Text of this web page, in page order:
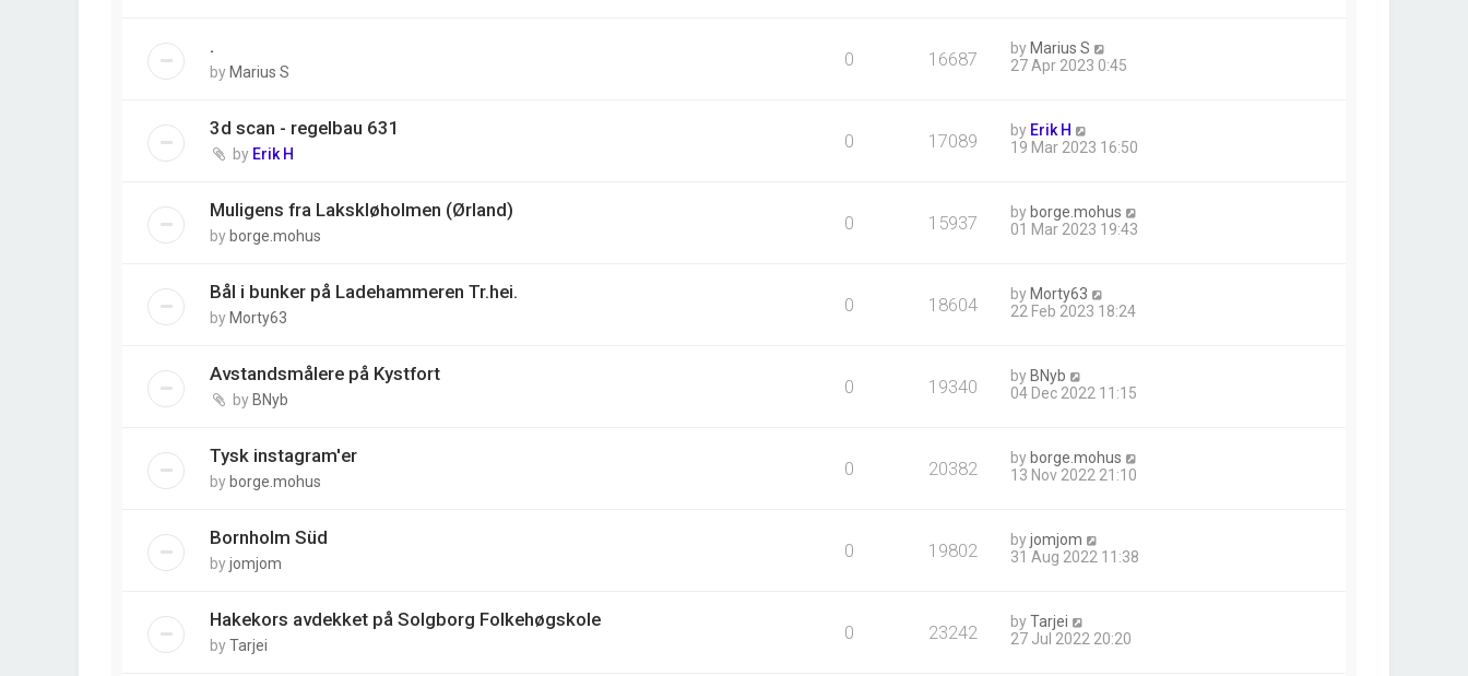
.
by Marius S
0 16687 by Marius S
27 Apr 2023 0:45
3d scan - regelbau 631
by Erik H
0 17089 by Erik H
19 Mar 2023 16:50
Muligens fra Lakskløholmen (Ørland)
by borge.mohus
0 15937 by borge.mohus
01 Mar 2023 19:43
Bål i bunker på Ladehammeren Tr.hei.
by Morty63
0 18604 by Morty63
22 Feb 2023 18:24
Avstandsmålere på Kystfort
by BNyb
0 19340 by BNyb
04 Dec 2022 11:15
Tysk instagram'er
by borge.mohus
0 20382 by borge.mohus
13 Nov 2022 21:10
Bornholm Süd
byjomjom
0 19802 byjomjom
31 Aug 2022 11:38
Hakekors avdekket på Solgborg Folkehøgskole
byTarjei
0 23242 byTarjei
27 Jul 2022 20:20